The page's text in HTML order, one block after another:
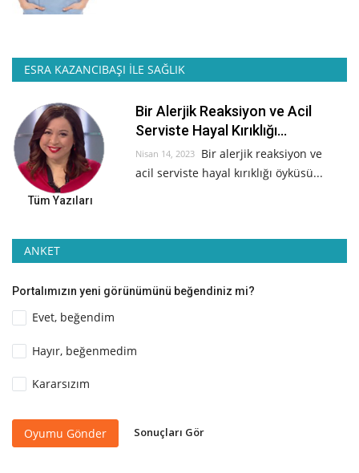
ESRA KAZANCIBAŞI İLE SAĞLIK
Bir Alerjik Reaksiyon ve Acil
Serviste Hayal Kırıklığı...
Nisan 14, 2023 Bir alerjik reaksiyon ve
acil serviste hayal kırıklığı öyküsü...
Tüm Yazıları
ANKET
Portalımızın yeni görünümünü beğendiniz mi?
Evet, beğendim
Hayır, beğenmedim
Kararsızım
Oyumu Gönder Sonuçları Gör